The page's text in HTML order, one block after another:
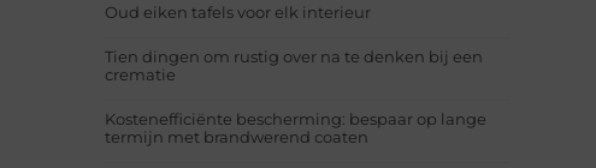
Oud eiken tafels voor elk interieur
Tien dingen om rustig over na te denken bij een
crematie
Kostenefficiënte bescherming: bespaar op lange
termijn met brandwerend coaten